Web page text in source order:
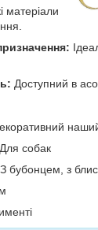
матеріали
Доступний в
Для собак
З бубонцем, з